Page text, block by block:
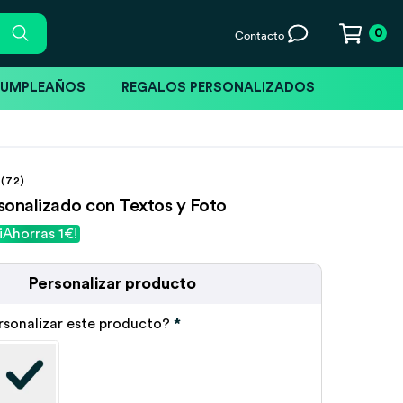
Contacto 0
REGALOS PERSONALIZADOS
(72)
con Textos y Foto
¡Ahorras 1€!
Personalizar producto
este producto?*